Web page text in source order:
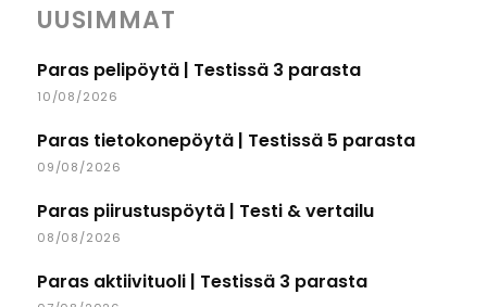
UUSIMMAT
Paras pelipöytä | Testissä 3 parasta
10/08/2026
Paras tietokonepöytä | Testissä 5 parasta
09/08/2026
Paras piirustuspöytä | Testi & vertailu
08/08/2026
Paras aktiivituoli | Testissä 3 parasta